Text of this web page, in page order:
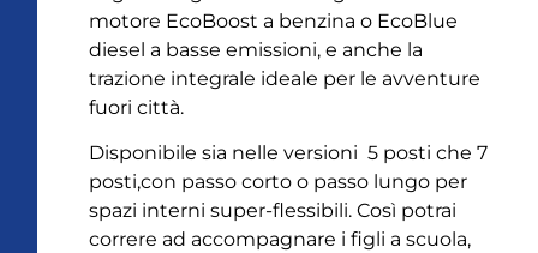
motore EcoBoost a benzina o EcoBlue
diesel a basse emissioni, e anche la
trazione integrale ideale per le avventure
fuori città.
Disponibile sia nelle versioni 5 posti che 7
posti,con passo corto o passo lungo per
spazi interni super-flessibili. Così potrai
correre ad accompagnare i figli a scuola,